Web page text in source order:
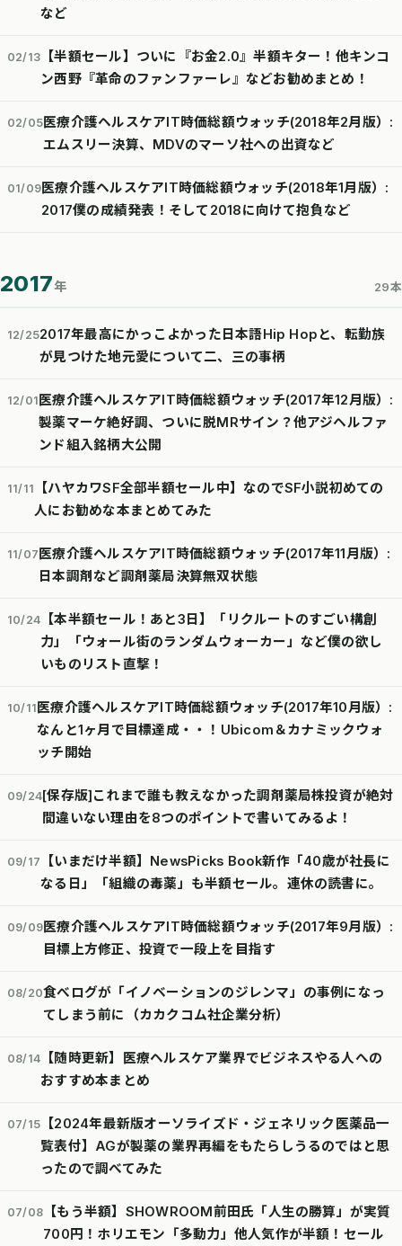
など
02/13
【半額セール】ついに『お金2.0』半額キター！他キンコ
ン西野『革命のファンファーレ』などお勧めまとめ！
02/05医療介護ヘルスケアIT時価総額ウォッチ(2018年2月版）:
エムスリー決算、MDVのマーソ社への出資など
01/09医療介護ヘルスケアIT時価総額ウォッチ(2018年1月版）:
2017僕の成績発表！そして2018に向けて抱負など
2017年 29本
12/252017年最高にかっこよかった日本語Hip Hopと、転勤族
が見つけた地元愛について二、三の事柄
12/01医療介護ヘルスケアIT時価総額ウォッチ(2017年12月版）:
製薬マーケ絶好調、ついに脱MRサイン？他アジヘルファ
ンド組入銘柄大公開
11/11
【ハヤカワSF全部半額セール中】なのでSF小説初めての
人にお勧めな本まとめてみた
11/07医療介護ヘルスケアIT時価総額ウォッチ(2017年11月版）:
日本調剤など調剤薬局決算無双状態
10/24
【本半額セール！あと3日】「リクルートのすごい構創
力」「ウォール街のランダムウォーカー」など僕の欲し
いものリスト直撃！
10/11医療介護ヘルスケアIT時価総額ウォッチ(2017年10月版）:
なんと1ヶ月で目標達成・・！Ubicom＆カナミックウォ
ッチ開始
09/24[保存版]これまで誰も教えなかった調剤薬局株投資が絶対
間違いない理由を8つのポイントで書いてみるよ！
09/17
【いまだけ半額】NewsPicks Book新作「40歳が社長に
なる日」「組織の毒薬」も半額セール。連休の読書に。
09/09医療介護ヘルスケアIT時価総額ウォッチ(2017年9月版）:
目標上方修正、投資で一段上を目指す
08/20食べログが「イノベーションのジレンマ」の事例になっ
てしまう前に（カカクコム社企業分析）
08/14
【随時更新】医療ヘルスケア業界でビジネスやる人への
おすすめ本まとめ
07/15
【2024年最新版オーソライズド・ジェネリック医薬品一
覧表付】AGが製薬の業界再編をもたらしうるのではと思
ったので調べてみた
07/08
【もう半額】SHOWROOM前田氏「人生の勝算」が実質
700円！ホリエモン「多動力」他人気作が半額！セール